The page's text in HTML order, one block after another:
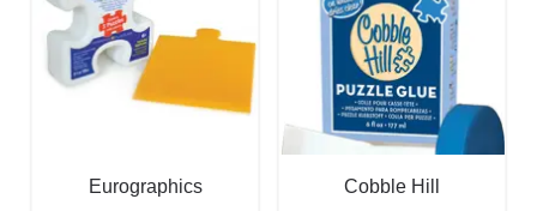
Eurographics Cobble Hill